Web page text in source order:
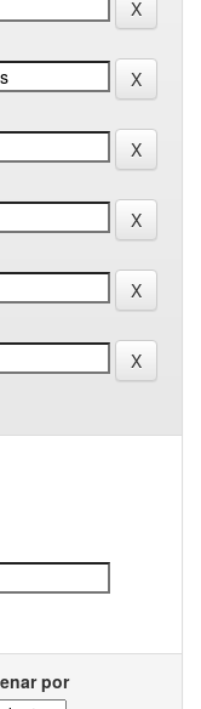
por